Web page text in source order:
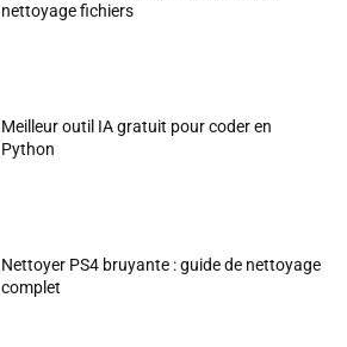
nettoyage fichiers
Meilleur outil IA gratuit pour coder en
Python
Nettoyer PS4 bruyante : guide de nettoyage
complet